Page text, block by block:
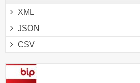
XML
JSON
CSV